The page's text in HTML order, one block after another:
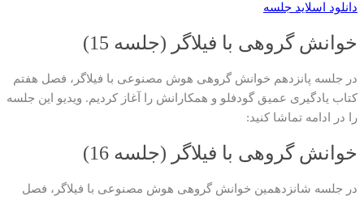
دانلود اسلاید جلسه
خوانش گروهی با فیلاگر (جلسه 15)
در جلسه پانزدهم خوانش گروهی هوش مصنوعی با فیلاگر، فصل هفتم
کتاب یادگیری عمیق گودفلو و همکارانش را آغاز کردیم. ویدیو این جلسه
را در ادامه تماشا کنید:
خوانش گروهی با فیلاگر (جلسه 16)
در جلسه شانزدهمین خوانش گروهی هوش مصنوعی با فیلاگر، فصل